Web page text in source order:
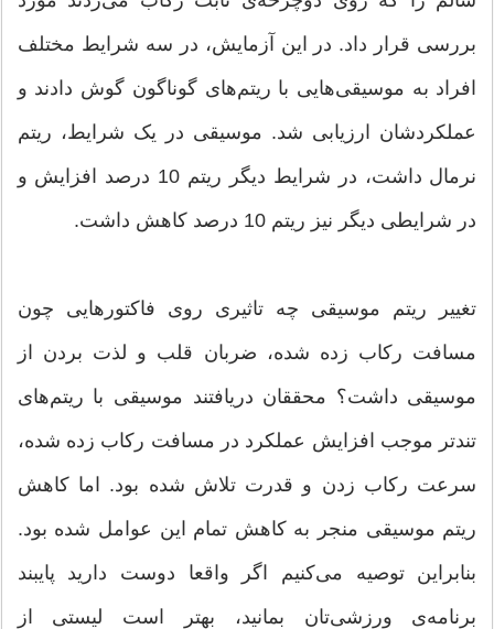
بررسی قرار داد. در این آزمایش، در سه شرایط مختلف
افراد به موسیقی‌هایی با ریتم‌های گوناگون گوش دادند و
عملکردشان ارزیابی شد. موسیقی در یک شرایط، ریتم
نرمال داشت، در شرایط دیگر ریتم 10 درصد افزایش و
در شرایطی دیگر نیز ریتم 10 درصد کاهش داشت.
تغییر ریتم موسیقی چه تاثیری روی فاکتورهایی چون
مسافت رکاب زده شده، ضربان قلب و لذت بردن از
موسیقی داشت؟ محققان دریافتند موسیقی با ریتم‌های
تندتر موجب افزایش عملکرد در مسافت رکاب زده شده،
سرعت رکاب زدن و قدرت تلاش شده بود. اما کاهش
ریتم موسیقی منجر به کاهش تمام این عوامل شده بود.
بنابراین توصیه می‌کنیم اگر واقعا دوست دارید پایبند
برنامه‌‌ی ورزشی‌تان بمانید، بهتر است لیستی از